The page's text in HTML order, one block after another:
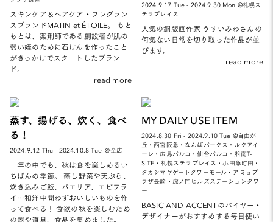
スキンケア＆ヘアケア・フレグラン
スブランドMATIN et ÉTOILE。 もと
もとは、薬剤師である創設者が肌の
弱い姪のために石けんを作ったこと
がきっかけでスタートしたブラン
ド。
read more
2024.9.17 Tue - 2024.9.30 Mon @札幌ス
テラプレイス
人気の銅版画作家 うすいみわさんの
何気ない日常を切り取った作品が並
びます。
read more
蒸す、揚げる、炊く、食べ
る！
2024.9.12 Thu - 2024.10.8 Tue ＠全店
一年の中でも、秋は食を楽しめるい
ちばんの季節。 蒸し野菜や天ぷら、
炊き込みご飯、パエリア、エビフラ
イ…和洋中問わずおいしいものを作
って食べる！ 食欲の秋を楽しむため
の器や道具、食品を集めました。
MY DAILY USE ITEM
2024.8.30 Fri - 2024.9.10 Tue @自由が
丘・西宮阪急・なんばパークス・ルクアイ
ーレ・広島パルコ・仙台パルコ・湘南T-
SITE・札幌ステラプレイス・小田急町田・
タカシマヤゲートタワーモール・アミュプ
ラザ長崎・虎ノ門ヒルズステーションタワ
ー
BASIC AND ACCENTのバイヤー・
デザイナーがおすすめする毎日使い